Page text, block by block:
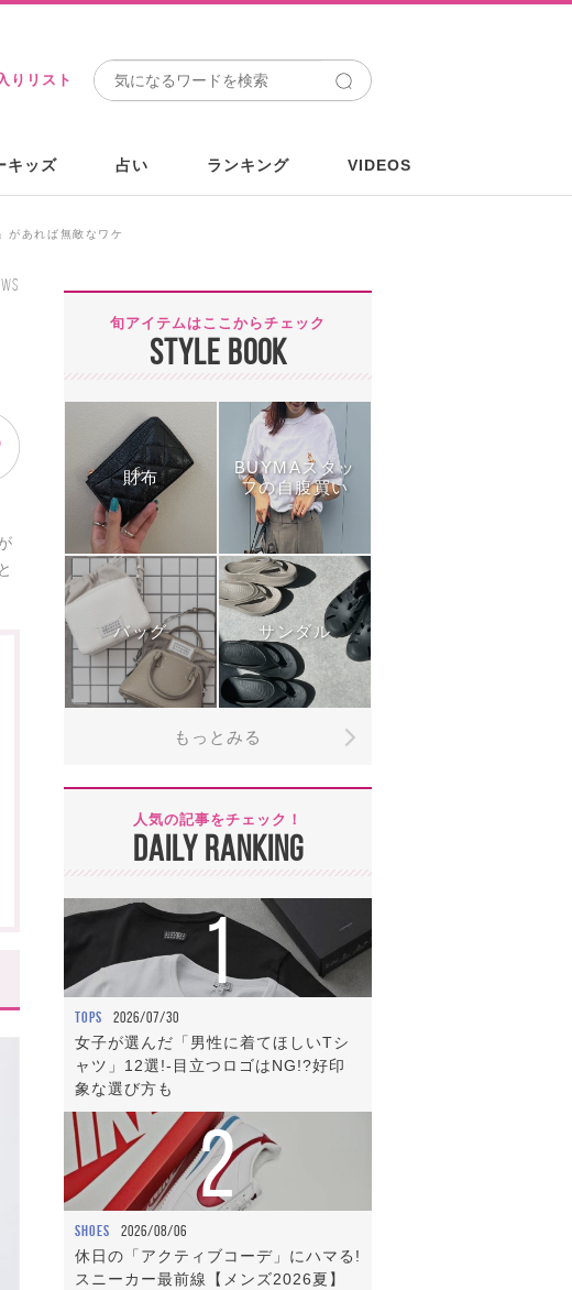
りリスト
キッズ 占い ランキング VIDEOS
あれば無敵なワケ
旬アイテムはここからチェック
STYLE BOOK
財布
BUYMAスタッ
フの自腹買い
バッグ サンダル
もっとみる
人気の記事をチェック！
DAILY RANKING
1
TOPS 2026/07/30
女子が選んだ「男性に着てほしいTシ
ャツ」12選!-目立つロゴはNG!?好印
象な選び方も
2
SHOES 2026/08/06
休日の「アクティブコーデ」にハマる!
スニーカー最前線【メンズ2026夏】